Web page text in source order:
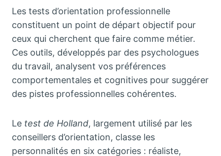
Les tests d’orientation professionnelle
constituent un point de départ objectif pour
ceux qui cherchent que faire comme métier.
Ces outils, développés par des psychologues
du travail, analysent vos préférences
comportementales et cognitives pour suggérer
des pistes professionnelles cohérentes.
Le test de Holland, largement utilisé par les
conseillers d’orientation, classe les
personnalités en six catégories : réaliste,